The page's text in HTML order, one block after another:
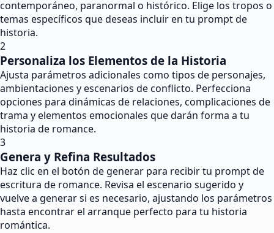
contemporáneo, paranormal o histórico. Elige los tropos o
temas específicos que deseas incluir en tu prompt de
historia.
2
Personaliza los Elementos de la Historia
Ajusta parámetros adicionales como tipos de personajes,
ambientaciones y escenarios de conflicto. Perfecciona
opciones para dinámicas de relaciones, complicaciones de
trama y elementos emocionales que darán forma a tu
historia de romance.
3
Genera y Refina Resultados
Haz clic en el botón de generar para recibir tu prompt de
escritura de romance. Revisa el escenario sugerido y
vuelve a generar si es necesario, ajustando los parámetros
hasta encontrar el arranque perfecto para tu historia
romántica.